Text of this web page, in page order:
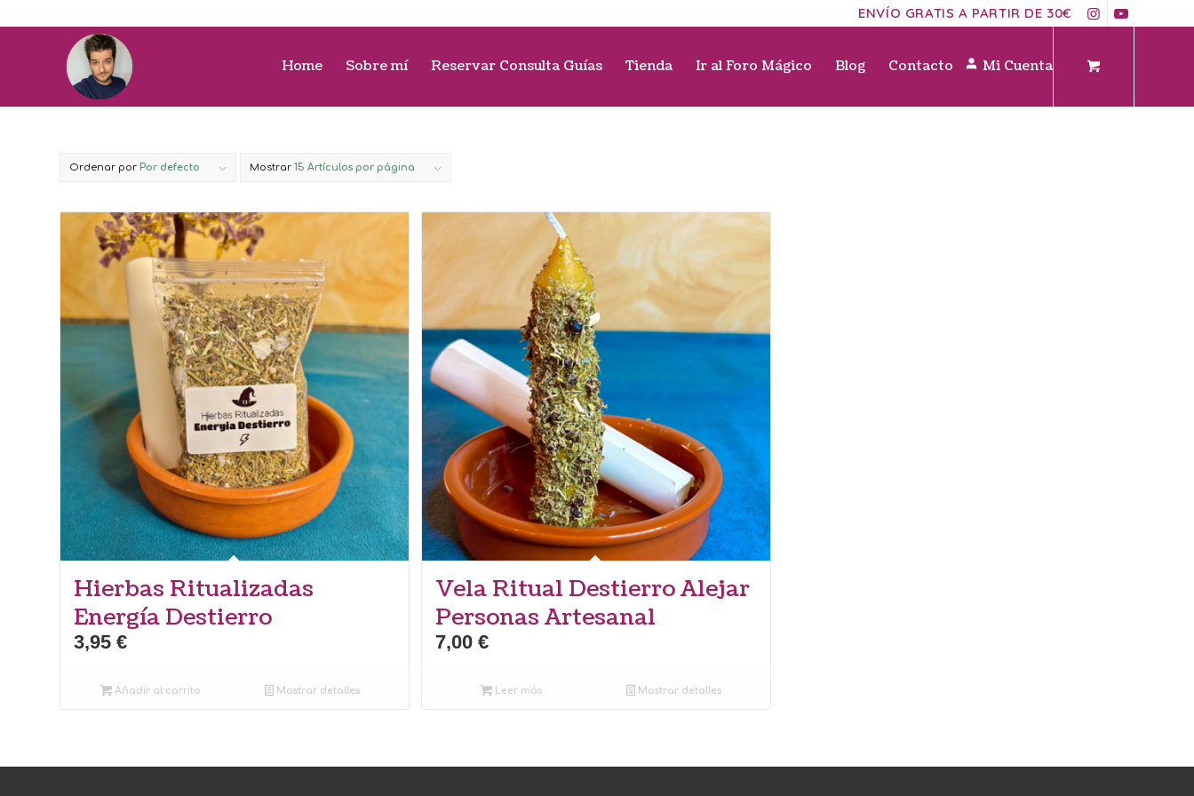
ENVÍO GRATIS A PARTIR DE 30€
Home Sobre mí Reservar Consulta Guías Tienda Ir al Foro Mágico Blog Contacto Mi Cuenta
Ordenar por Por defecto Mostrar 15 Artículos por página
Hierbas Ritualizadas
Energía Destierro
3,95 €
Añadir al carrito Mostrar detalles
Vela Ritual Destierro Alejar
Personas Artesanal
7,00 €
Leer más Mostrar detalles